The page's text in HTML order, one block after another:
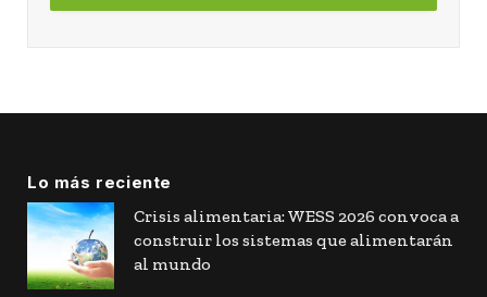
Lo más reciente
Crisis alimentaria: WESS 2026 convoca a
construir los sistemas que alimentarán
al mundo